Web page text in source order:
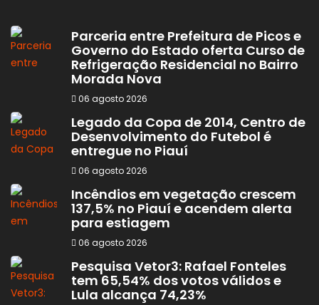
Parceria entre Prefeitura de Picos e
Governo do Estado oferta Curso de
Refrigeração Residencial no Bairro
Morada Nova
06 agosto 2026
Legado da Copa de 2014, Centro de
Desenvolvimento do Futebol é
entregue no Piauí
06 agosto 2026
Incêndios em vegetação crescem
137,5% no Piauí e acendem alerta
para estiagem
06 agosto 2026
Pesquisa Vetor3: Rafael Fonteles
tem 65,54% dos votos válidos e
Lula alcança 74,23%